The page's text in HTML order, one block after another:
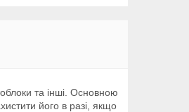
та інші. Основною
його в разі, якщо